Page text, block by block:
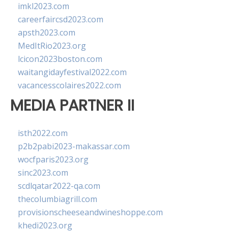
imkl2023.com
careerfaircsd2023.com
apsth2023.com
MedItRio2023.org
lcicon2023boston.com
waitangidayfestival2022.com
vacancesscolaires2022.com
MEDIA PARTNER II
isth2022.com
p2b2pabi2023-makassar.com
wocfparis2023.org
sinc2023.com
scdlqatar2022-qa.com
thecolumbiagrill.com
provisionscheeseandwineshoppe.com
khedi2023.org